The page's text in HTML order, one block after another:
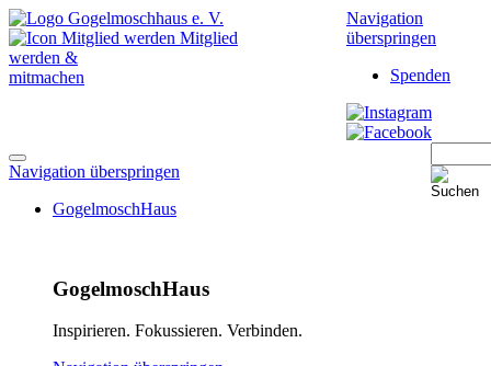
Mitglied
werden &
mitmachen
Navigation
überspringen
Spenden
Navigation überspringen
GogelmoschHaus
GogelmoschHaus
Inspirieren. Fokussieren. Verbinden.